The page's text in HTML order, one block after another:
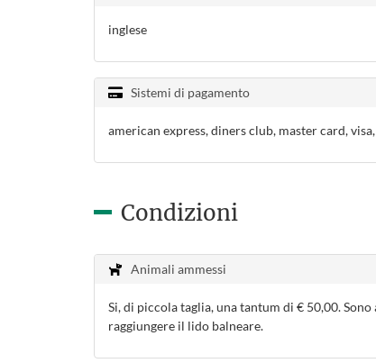
inglese
Sistemi di pagamento
american express, diners club, master card,
Condizioni
Animali ammessi
Si, di piccola taglia, una tantum di € 50,00.
raggiungere il lido balneare.